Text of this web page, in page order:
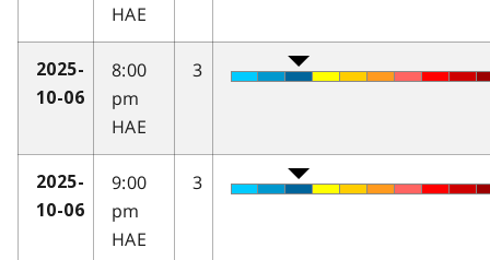
HAE
2025-
10-06
8:00
pm
HAE
3
2025-
10-06
9:00
pm
HAE
3